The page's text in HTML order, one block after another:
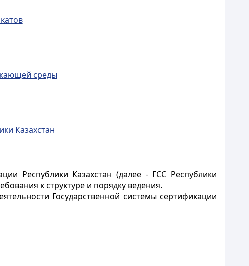
среды
Казахстан
Республики Казахстан (далее - ГСС Республики
к структуре и порядку ведения.
Государственной системы сертификации